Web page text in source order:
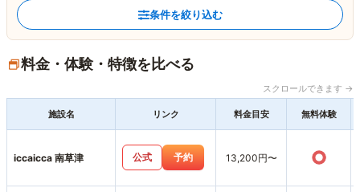
条件を絞り込む
料金・体験・特徴を比べる
スクロールできます →
施設名 リンク 料金目安 無料体験
iccaicca 南草津 公式 予約 13,200円〜 ○